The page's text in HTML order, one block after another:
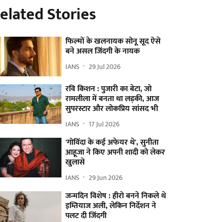
Stories
फिल्मों के खलनायक सोनू सूद ऐसे
बने असल जिंदगी के नायक
IANS 29 Jul 2026
रवि किशन : पुजारी का बेटा, जो
रामलीला में बनता था लड़की, आज
सुपरस्टार और लोकप्रिय सांसद भी
IANS 17 Jul 2026
'गोविंदा के कई अफेयर थे', सुनीता
आहूजा ने किए अपनी शादी को लेकर
खुलासे
IANS 29 Jun 2026
जन्मदिन विशेष : हीरो बनने निकले थे
इम्तियाज अली, लेकिन निर्देशन ने
पलट दी जिंदगी